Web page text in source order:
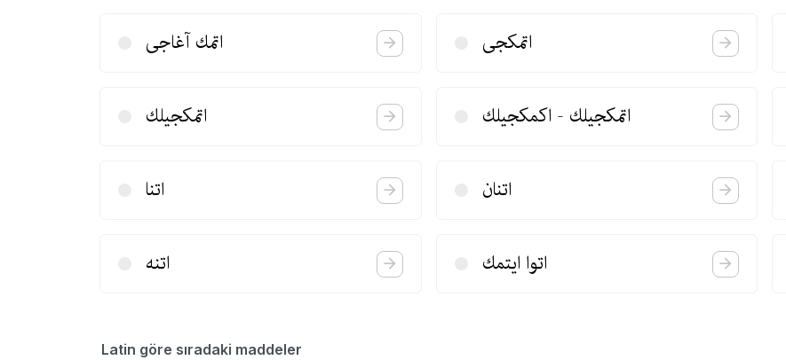
اتمك آغاجی اتمكجی
اتمكجیلك اتمكجیلك‌ - اكمكجیلك
اتنا اتنان
اتنه اتوا ایتمك
Latin göre sıradaki maddeler